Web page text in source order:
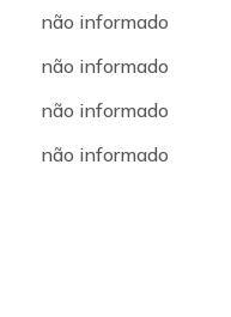
não informado
não informado
não informado
não informado